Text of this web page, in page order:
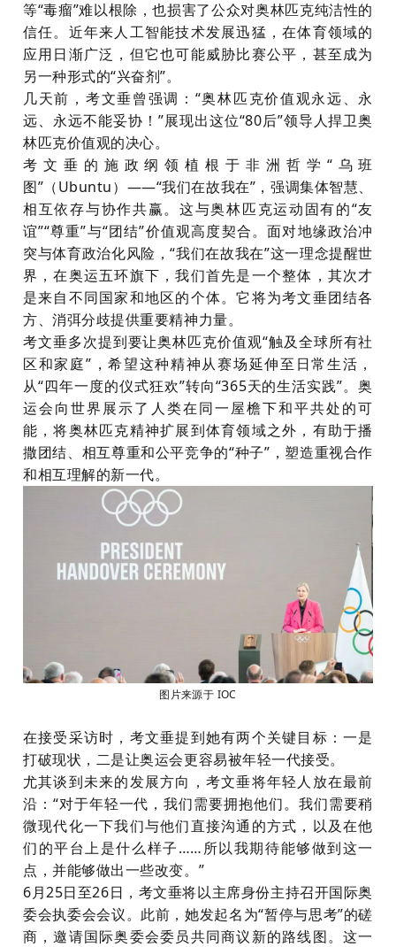
等“毒瘤”难以根除，也损害了公众对奥林匹克纯洁性的
信任。近年来人工智能技术发展迅猛，在体育领域的
应用日渐广泛，但它也可能威胁比赛公平，甚至成为
另一种形式的“兴奋剂”。
几天前，考文垂曾强调： “奥林匹克价值观永远、永
远、永远不能妥协！”展现出这位“80后”领导人捍卫奥
林匹克价值观的决心。
考文垂的施政纲领植根于非洲哲学 “乌班
图”（Ubuntu）——“我们在故我在”，强调集体智慧、
相互依存与协作共赢。这与奥林匹克运动固有的“友
谊”“尊重”与“团结”价值观高度契合。面对地缘政治冲
突与体育政治化风险，“我们在故我在”这一理念提醒世
界，在奥运五环旗下，我们首先是一个整体，其次才
是来自不同国家和地区的个体。它将为考文垂团结各
方、消弭分歧提供重要精神力量。
考文垂多次提到要让奥林匹克价值观“触及全球所有社
区和家庭”，希望这种精神从赛场延伸至日常生活，
从“四年一度的仪式狂欢”转向“365天的生活实践”。奥
运会向世界展示了人类在同一屋檐下和平共处的可
能，将奥林匹克精神扩展到体育领域之外，有助于播
撒团结、相互尊重和公平竞争的“种子”，塑造重视合作
和相互理解的新一代。
图片来源于 IOC
在接受采访时，考文垂提到她有两个关键目标：一是
打破现状，二是让奥运会更容易被年轻一代接受。
尤其谈到未来的发展方向，考文垂将年轻人放在最前
沿： “对于年轻一代，我们需要拥抱他们。我们需要稍
微现代化一下我们与他们直接沟通的方式，以及在他
们的平台上是什么样子……所以我期待能够做到这一
点，并能够做出一些改变。”
6月25日至26日，考文垂将以主席身份主持召开国际奥
委会执委会会议。此前，她发起名为“暂停与思考”的磋
商，邀请国际奥委会委员共同商议新的路线图。这一